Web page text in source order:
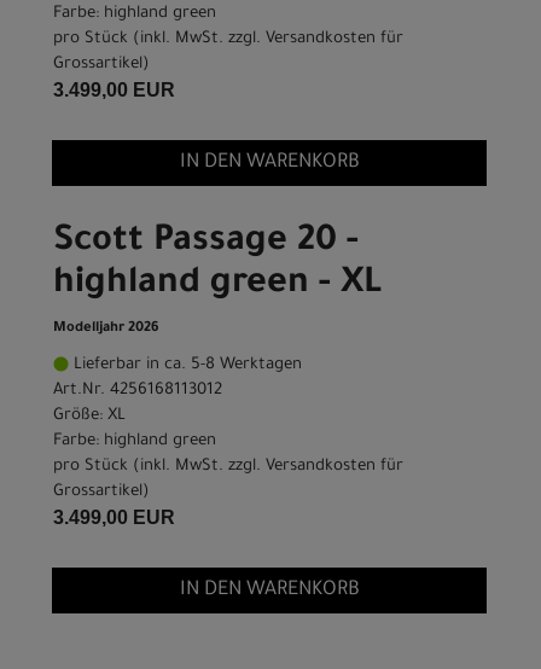
Farbe: highland green
pro Stück (inkl. MwSt. zzgl. Versandkosten für
Grossartikel)
3.499,00 EUR
IN DEN WARENKORB
Scott Passage 20 -
highland green - XL
Modelljahr 2026
Lieferbar in ca. 5-8 Werktagen
Art.Nr. 4256168113012
Größe: XL
Farbe: highland green
pro Stück (inkl. MwSt. zzgl. Versandkosten für
Grossartikel)
3.499,00 EUR
IN DEN WARENKORB